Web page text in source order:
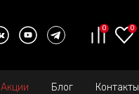
0 0
Акции Блог Контакты